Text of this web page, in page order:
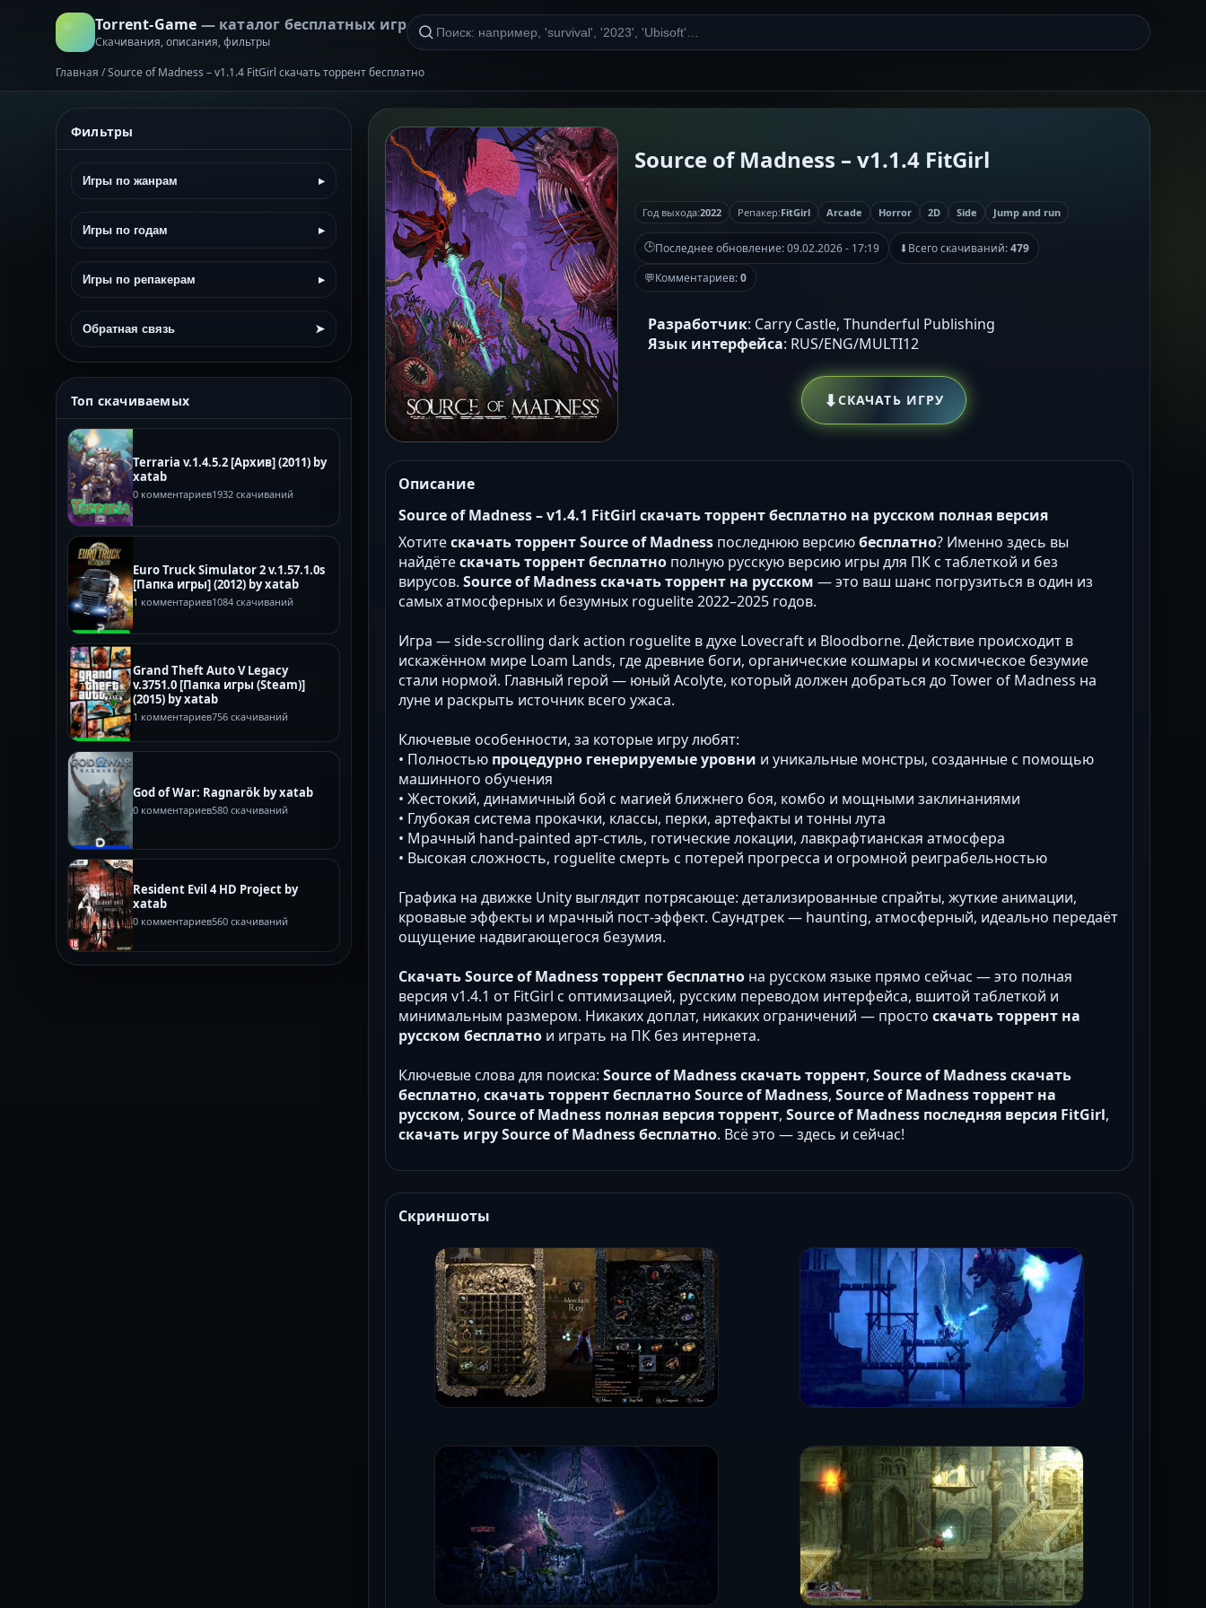
Torrent-Game — каталог бесплатных игр
Скачивания, описания, фильтры
Главная /Source of Madness – v1.1.4 FitGirl скачать торрент бесплатно
Фильтры
Игры по жанрам ▸
Игры по годам ▸
Игры по репакерам ▸
Обратная связь ➤
Топ скачиваемых
Terraria v.1.4.5.2 [Архив] (2011) by
xatab
0 комментариев1932 скачиваний
Euro Truck Simulator 2 v.1.57.1.0s
[Папка игры] (2012) by xatab
1 комментариев1084 скачиваний
Grand Theft Auto V Legacy
v.3751.0 [Папка игры (Steam)]
(2015) by xatab
1 комментариев756 скачиваний
God of War: Ragnarök by xatab
0 комментариев580 скачиваний
Resident Evil 4 HD Project by
xatab
0 комментариев560 скачиваний
Source of Madness – v1.1.4 FitGirl
Год выхода:2022 Репакер:FitGirl Arcade Horror 2D Side Jump and run
🕒Последнее обновление:09.02.2026 - 17:19 ⬇Всего скачиваний:479
💬Комментариев:0
Разработчик: Carry Castle, Thunderful Publishing
Язык интерфейса: RUS/ENG/MULTI12
⬇СКАЧАТЬ ИГРУ
Описание
Source of Madness – v1.4.1 FitGirl скачать торрент бесплатно на русском полная версия
Хотитескачать торрент Source of Madness последнюю версиюбесплатно? Именно здесь вы
найдётескачать торрент бесплатно полную русскую версию игры для ПК с таблеткой и без
вирусов. Source of Madness скачать торрент на русском — это ваш шанс погрузиться в один из
самых атмосферных и безумных roguelite 2022–2025 годов.
Игра — side-scrolling dark action roguelite в духе Lovecraft и Bloodborne. Действие происходит в
искажённом мире Loam Lands, где древние боги, органические кошмары и космическое безумие
стали нормой. Главный герой — юный Acolyte, который должен добраться до Tower of Madness на
луне и раскрыть источник всего ужаса.
Ключевые особенности, за которые игру любят:
• Полностью процедурно генерируемые уровни и уникальные монстры, созданные с помощью
машинного обучения
• Жестокий, динамичный бой с магией ближнего боя, комбо и мощными заклинаниями
• Глубокая система прокачки, классы, перки, артефакты и тонны лута
• Мрачный hand-painted арт-стиль, готические локации, лавкрафтианская атмосфера
• Высокая сложность, roguelite смерть с потерей прогресса и огромной реиграбельностью
Графика на движке Unity выглядит потрясающе: детализированные спрайты, жуткие анимации,
кровавые эффекты и мрачный пост-эффект. Саундтрек — haunting, атмосферный, идеально передаёт
ощущение надвигающегося безумия.
Скачать Source of Madness торрент бесплатно на русском языке прямо сейчас — это полная
версия v1.4.1 от FitGirl с оптимизацией, русским переводом интерфейса, вшитой таблеткой и
минимальным размером. Никаких доплат, никаких ограничений — просто скачать торрент на
русском бесплатно и играть на ПК без интернета.
Ключевые слова для поиска: Source of Madness скачать торрент, Source of Madness скачать
бесплатно, скачать торрент бесплатно Source of Madness, Source of Madness торрент на
русском, Source of Madness полная версия торрент, Source of Madness последняя версия FitGirl,
скачать игру Source of Madness бесплатно. Всё это — здесь и сейчас!
Скриншоты